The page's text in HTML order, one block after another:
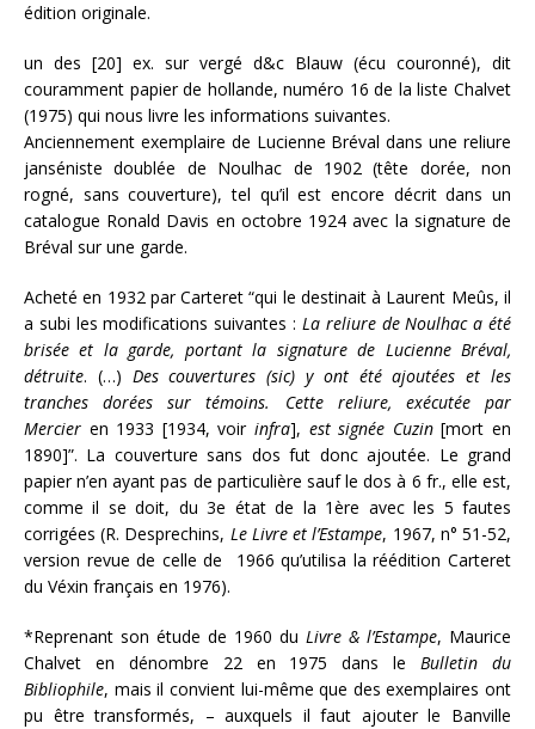
édition originale.
un des [20] ex. sur vergé d&c Blauw (écu couronné), dit
couramment papier de hollande, numéro 16 de la liste Chalvet
(1975) qui nous livre les informations suivantes.
Anciennement exemplaire de Lucienne Bréval dans une reliure
janséniste doublée de Noulhac de 1902 (tête dorée, non
rogné, sans couverture), tel qu’il est encore décrit dans un
catalogue Ronald Davis en octobre 1924 avec la signature de
Bréval sur une garde.
Acheté en 1932 par Carteret “qui le destinait à Laurent Meûs, il
a subi les modifications suivantes : La reliure de Noulhac a été
brisée et la garde, portant la signature de Lucienne Bréval,
détruite. (…) Des couvertures (sic) y ont été ajoutées et les
tranches dorées sur témoins. Cette reliure, exécutée par
Mercier en 1933 [1934, voirinfra], est signée Cuzin[mort en
1890]”. La couverture sans dos fut donc ajoutée. Le grand
papier n’en ayant pas de particulière sauf le dos à 6 fr., elle est,
comme il se doit, du 3e état de la 1ère avec les 5 fautes
corrigées (R. Desprechins, Le Livre et l’Estampe, 1967, n° 51-52,
version revue de celle de 1966 qu’utilisa la réédition Carteret
du Véxin français en 1976).
*Reprenant son étude de 1960 du Livre & l’Estampe, Maurice
Chalvet en dénombre 22 en 1975 dans leBulletin du
Bibliophile, mais il convient lui-même que des exemplaires ont
pu être transformés, – auxquels il faut ajouter le Banville